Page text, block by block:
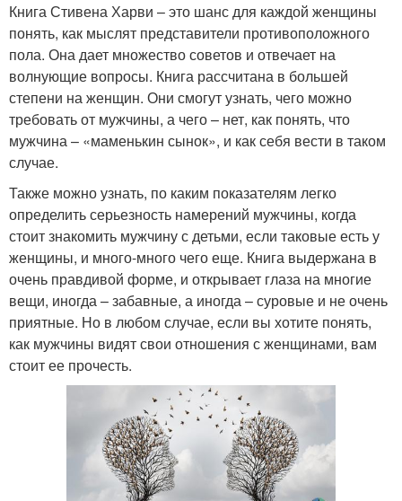
Книга Стивена Харви – это шанс для каждой женщины
понять, как мыслят представители противоположного
пола. Она дает множество советов и отвечает на
волнующие вопросы. Книга рассчитана в большей
степени на женщин. Они смогут узнать, чего можно
требовать от мужчины, а чего – нет, как понять, что
мужчина – «маменькин сынок», и как себя вести в таком
случае.
Также можно узнать, по каким показателям легко
определить серьезность намерений мужчины, когда
стоит знакомить мужчину с детьми, если таковые есть у
женщины, и много-много чего еще. Книга выдержана в
очень правдивой форме, и открывает глаза на многие
вещи, иногда – забавные, а иногда – суровые и не очень
приятные. Но в любом случае, если вы хотите понять,
как мужчины видят свои отношения с женщинами, вам
стоит ее прочесть.